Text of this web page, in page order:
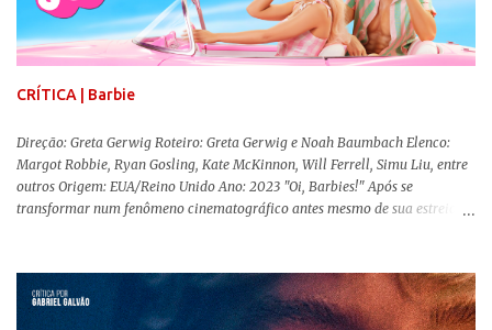
CRÍTICA | Barbie
Direção: Greta Gerwig Roteiro: Greta Gerwig e Noah Baumbach Elenco:
Margot Robbie, Ryan Gosling, Kate McKinnon, Will Ferrell, Simu Liu, entre
outros Origem: EUA/Reino Unido Ano: 2023 "Oi, Barbies!" Após se
transformar num fenômeno cinematográfico antes mesmo de sua estreia,
lançamento, posso afirmar que o longa, dirigido por Greta Gerwig (
Adoráveis Mulheres ) prometeu tudo e entregou mais ainda, se provando o
filme do ano até aqui. Repleto de criatividade, humor e sem medo de não se